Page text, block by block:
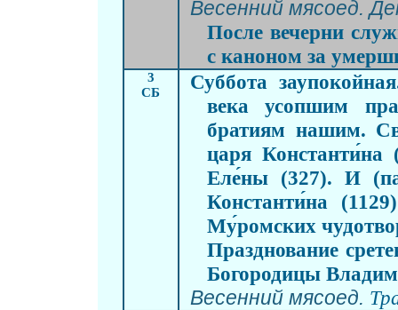
Весенний мясоед.
После вечерни
с каноном за
3
СБ
Суббота
века усопшим
братиям нашим.
царя Константи́на
Еле́ны (327). И
Константи́на
Му́ромских
Празднование
Богородицы
Весенний мясоед.